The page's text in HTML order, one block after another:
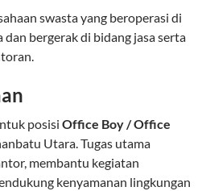
swasta yang beroperasi di
bergerak di bidang jasa serta
posisi Office Boy / Office
Utara. Tugas utama
membantu kegiatan
kenyamanan lingkungan